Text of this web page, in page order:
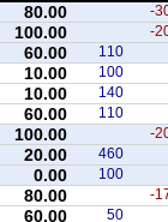
-
80.00
-
100.00
110
60.00
100
10.00
140
10.00
110
60.00
-
100.00
460
20.00
100
0.00
-
80.00
50
60.00